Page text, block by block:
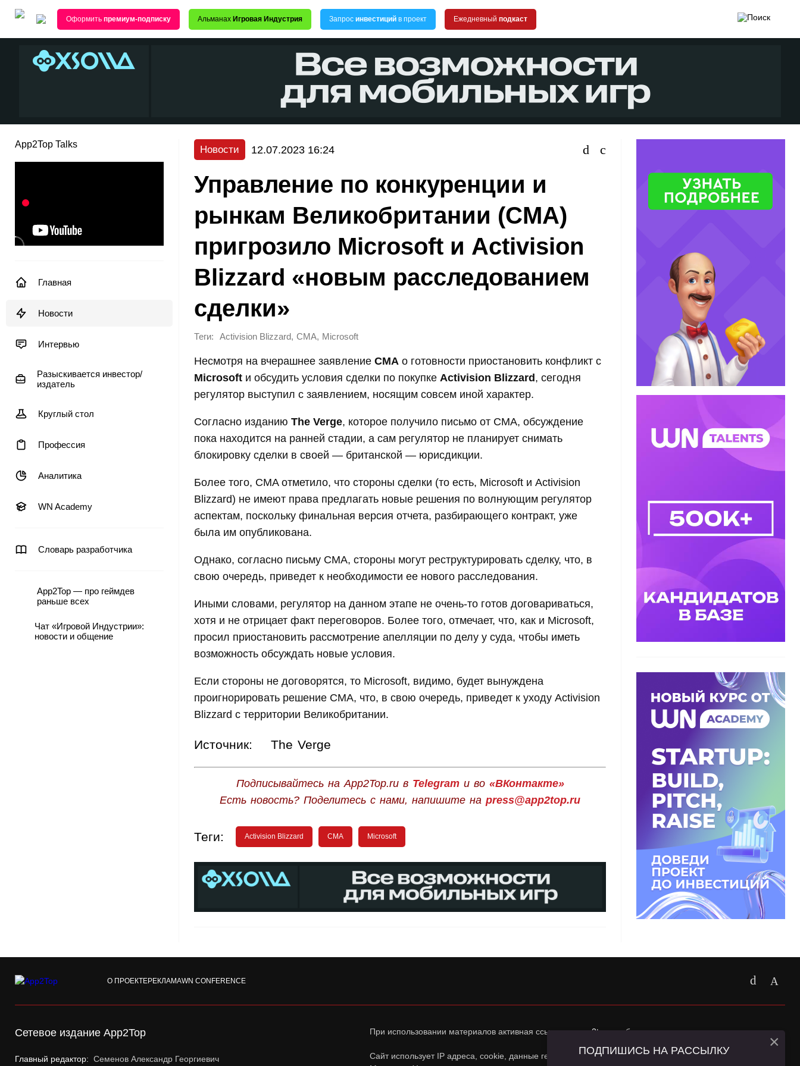
Оформить премиум-подписку Альманах Игровая Индустрия Запрос инвестиций в проект Ежедневный подкаст
App2Top Talks
Главная
Новости
Интервью
Разыскивается инвестор/
издатель
Круглый стол
Профессия
Аналитика
WN Academy
Словарь разработчика
App2Top — про геймдев
раньше всех
Чат «Игровой Индустрии»:
новости и общение
Новости 12.07.2023 16:24
Управление по конкуренции и
рынкам Великобритании (CMA)
пригрозило Microsoft и Activision
Blizzard «новым расследованием
сделки»
Теги: Activision Blizzard, CMA, Microsoft
Несмотря на вчерашнее заявление CMA о готовности приостановить конфликт с
Microsoft и обсудить условия сделки по покупке Activision Blizzard , сегодня
регулятор выступил с заявлением, носящим совсем иной характер.
Согласно изданию The Verge, которое получило письмо от CMA, обсуждение
пока находится на ранней стадии, а сам регулятор не планирует снимать
блокировку сделки в своей — британской — юрисдикции.
Более того, CMA отметило, что стороны сделки (то есть, Microsoft и Activision
Blizzard) не имеют права предлагать новые решения по волнующим регулятор
аспектам, поскольку финальная версия отчета, разбирающего контракт, уже
была им опубликована.
Однако, согласно письму CMA, стороны могут реструктурировать сделку, что, в
свою очередь, приведет к необходимости ее нового расследования.
Иными словами, регулятор на данном этапе не очень-то готов договариваться,
хотя и не отрицает факт переговоров. Более того, отмечает, что, как и Microsoft,
просил приостановить рассмотрение апелляции по делу у суда, чтобы иметь
возможность обсуждать новые условия.
Если стороны не договорятся, то Microsoft, видимо, будет вынуждена
проигнорировать решение CMA, что, в свою очередь, приведет к уходу Activision
Blizzard с территории Великобритании.
Источник: The Verge
Подписывайтесь на App2Top.ru в Telegramи во «ВКонтакте»
Есть новость? Поделитесь с нами, напишите на press@app2top.ru
Теги: Activision Blizzard CMA Microsoft
О ПРОЕКТЕРЕКЛАМАWN CONFERENCE
Сетевое издание App2Top
Главный редактор: Семенов Александр Георгиевич
При использовании материалов активная ссылка наapp2top.ruобязательна.
Сайт использует IP адреса, cookie, данные геолокации Пользователей сайта и сервис «Яндекс
ПОДПИШИСЬ НА РАССЫЛКУ ×